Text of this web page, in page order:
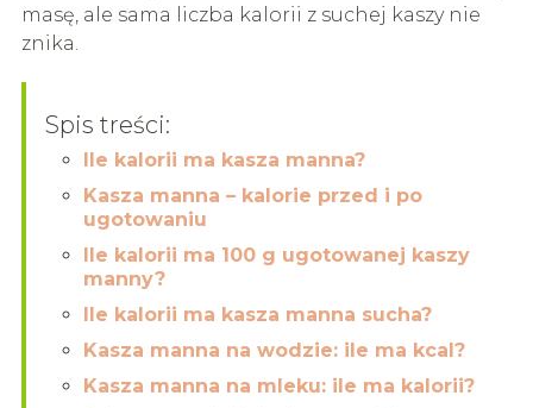
masę, ale sama liczba kalorii z suchej kaszy nie
znika.
Spis treści:
Ile kalorii ma kasza manna?
Kasza manna – kalorie przed i po
ugotowaniu
Ile kalorii ma 100 g ugotowanej kaszy
manny?
Ile kalorii ma kasza manna sucha?
Kasza manna na wodzie: ile ma kcal?
Kasza manna na mleku: ile ma kalorii?